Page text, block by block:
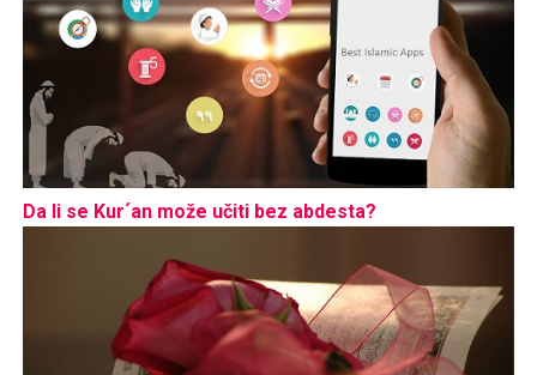
Da li se Kur´an može učiti bez abdesta?